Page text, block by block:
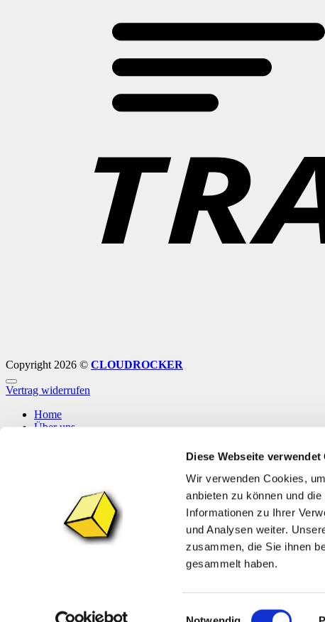
Diese Webseite verwendet
Wir verwenden Cookies,
anbieten zu können und
Informationen zu Ihrer
und Analysen weiter.
zusammen, die Sie ihnen
gesammelt haben.
Einwilligungsauswahl
Copyright 2026 © CLOUDROCKER
Vertrag widerrufen
Home
Über uns
Anmelden
Erforderlich